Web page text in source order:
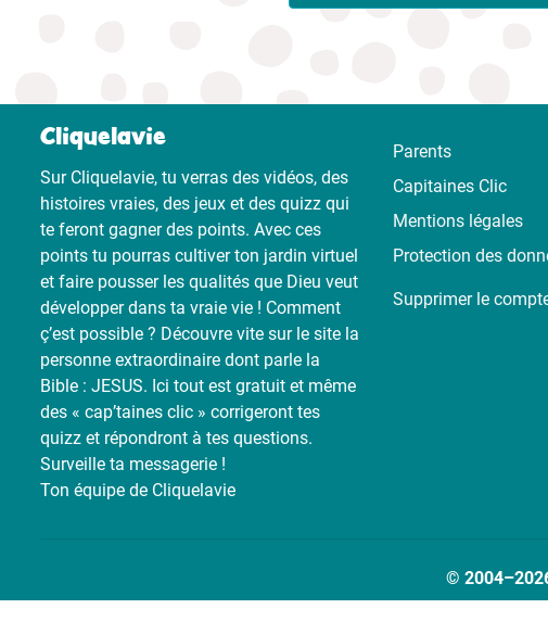
Cliquelavie
Sur Cliquelavie, tu verras des vidéos, des
histoires vraies, des jeux et des quizz qui
te feront gagner des points. Avec ces
points tu pourras cultiver ton jardin virtuel
et faire pousser les qualités que Dieu veut
développer dans ta vraie vie ! Comment
ç’est possible ? Découvre vite sur le site la
personne extraordinaire dont parle la
Bible : JESUS. Ici tout est gratuit et même
des « cap’taines clic » corrigeront tes
quizz et répondront à tes questions.
Surveille ta messagerie !
Ton équipe de Cliquelavie
Parents
Capitaines Clic
Mentions légales
Protection des
Supprimer le
©